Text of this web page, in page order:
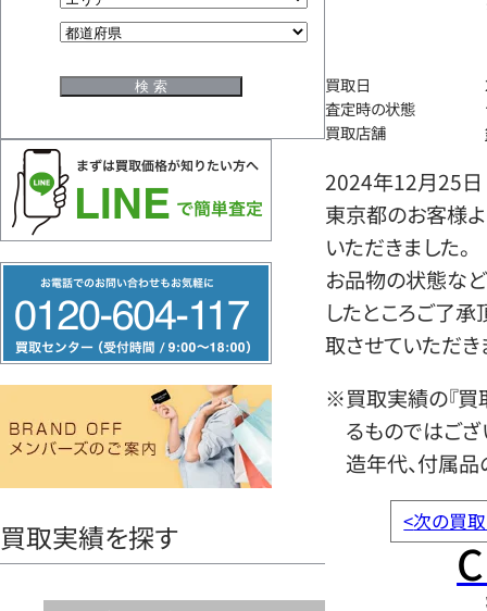
リ
ー
ヤ
買取実績を探す
買取日
査定時の状態
買取店舗
2024年12月25日
東京都のお客様
いただきました。
お品物の状態など
したところご了
取させていただき
※買取実績の『買
るものではござ
造年代、付属品
<次の買